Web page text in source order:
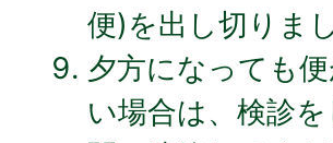
便)を出し切りま
夕方になっても
い場合は、検診